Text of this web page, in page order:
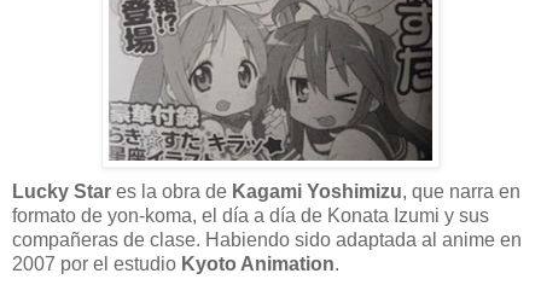
Lucky Star es la obra de Kagami Yoshimizu, que narra en
formato de yon-koma, el día a día de Konata Izumi y sus
compañeras de clase. Habiendo sido adaptada al anime en
2007 por el estudio Kyoto Animation.